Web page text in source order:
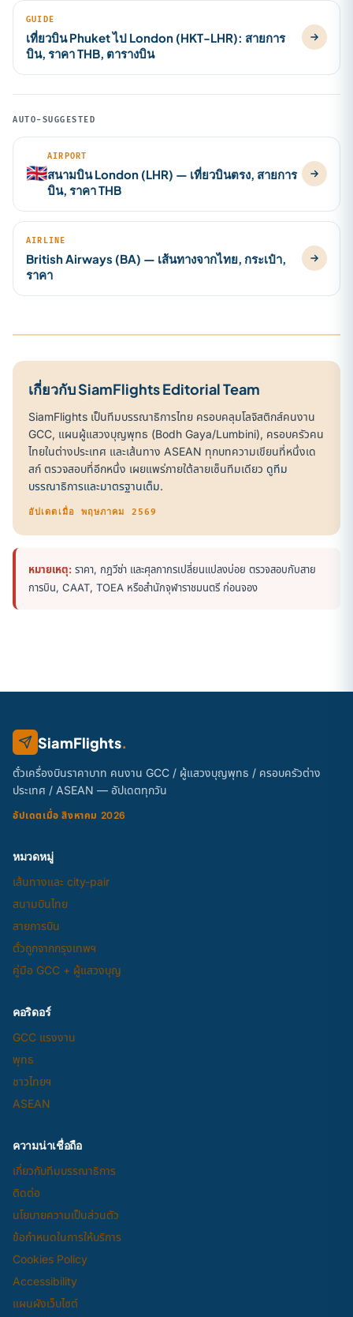
GUIDE
เที่ยวบิน Phuket ไป London (HKT-LHR): สายการ
บิน, ราคา THB, ตารางบิน
AUTO-SUGGESTED
🇬🇧
AIRPORT
สนามบิน London (LHR) — เที่ยวบินตรง, สายการ
บิน, ราคา THB
AIRLINE
British Airways (BA) — เส้นทางจากไทย, กระเป๋า,
ราคา
เกี่ยวกับ SiamFlights Editorial Team
SiamFlights เป็นทีมบรรณาธิการไทย ครอบคลุมโลจิสติกส์คนงาน
GCC, แผนผู้แสวงบุญพุทธ (Bodh Gaya/Lumbini), ครอบครัวคน
ไทยในต่างประเทศ และเส้นทาง ASEAN ทุกบทความเขียนที่หนึ่งเด
สก์ ตรวจสอบที่อีกหนึ่ง เผยแพร่ภายใต้ลายเซ็นทีมเดียว ดูทีม
บรรณาธิการและมาตรฐานเต็ม.
อัปเดตเมื่อ พฤษภาคม 2569
หมายเหตุ: ราคา, กฎวีซ่า และศุลกากรเปลี่ยนแปลงบ่อย ตรวจสอบกับสาย
การบิน, CAAT, TOEA หรือสำนักจุฬาราชมนตรี ก่อนจอง
SiamFlights.
ตั๋วเครื่องบินราคาบาท คนงาน GCC / ผู้แสวงบุญพุทธ / ครอบครัวต่าง
ประเทศ / ASEAN — อัปเดตทุกวัน
อัปเดตเมื่อ สิงหาคม 2026
หมวดหมู่
เส้นทางและ city-pair
สนามบินไทย
สายการบิน
ตั๋วถูกจากกรุงเทพฯ
คู่มือ GCC + ผู้แสวงบุญ
คอริดอร์
GCC แรงงาน
พุทธ
ชาวไทยฯ
ASEAN
ความน่าเชื่อถือ
เกี่ยวกับทีมบรรณาธิการ
ติดต่อ
นโยบายความเป็นส่วนตัว
ข้อกำหนดในการให้บริการ
Cookies Policy
Accessibility
แผนผังเว็บไซต์